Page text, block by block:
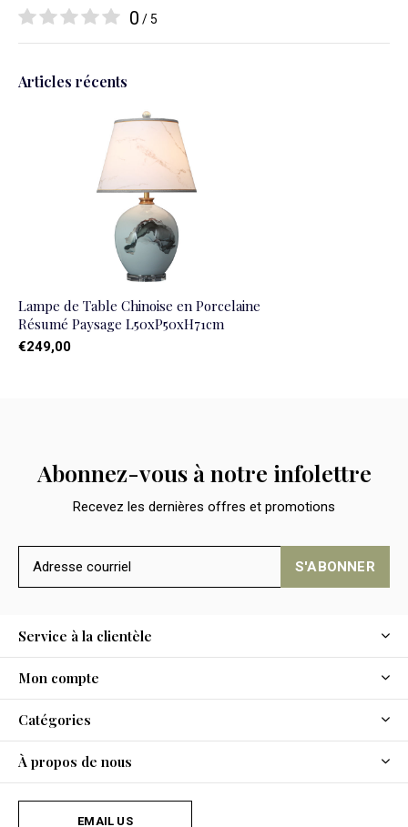
0 / 5
Articles récents
Lampe de Table Chinoise en Porcelaine
Résumé Paysage L50xP50xH71cm
€249,00
Abonnez-vous à notre infolettre
Recevez les dernières offres et promotions
S'ABONNER
Service à la clientèle
Mon compte
Catégories
À propos de nous
EMAIL US